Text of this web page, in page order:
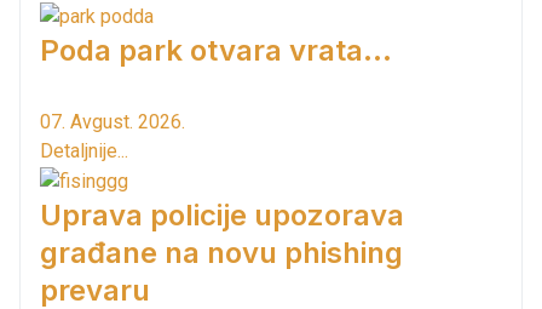
Poda park otvara vrata...
07. Avgust. 2026.
Detaljnije...
Uprava policije upozorava
građane na novu phishing
prevaru